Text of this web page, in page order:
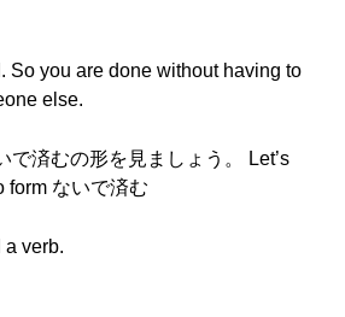
So you are done without having to
else.
で済むの形を見ましょう。 Let’s
form ないで済む
a verb.